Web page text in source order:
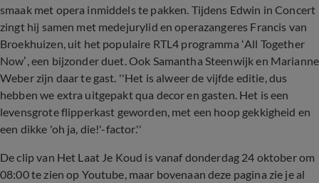
smaak met opera inmiddels te pakken. Tijdens Edwin in Concert
zingt hij samen met medejurylid en operazangeres Francis van
Broekhuizen, uit het populaire RTL4 programma ‘All Together
Now’, een bijzonder duet. Ook Samantha Steenwijk en Marianne
Weber zijn daar te gast. ''Het is alweer de vijfde editie, dus
hebben we extra uitgepakt qua decor en gasten. Het is een
levensgrote flipperkast geworden, met een hoop gekkigheid en
een dikke 'oh ja, die!'-factor.''
De clip van Het Laat Je Koud is vanaf donderdag 24 oktober om
08:00 te zien op Youtube, maar bovenaan deze pagina zie je al